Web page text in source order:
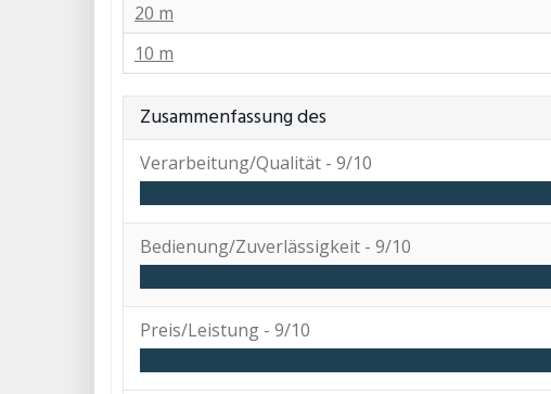
20 m
10 m
Zusammenfassung des
Verarbeitung/Qualität - 9/10
Bedienung/Zuverlässigkeit - 9/10
Preis/Leistung - 9/10